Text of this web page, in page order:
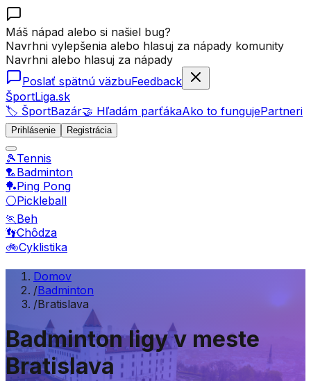
Máš nápad alebo si našiel bug?
Navrhni vylepšenia alebo hlasuj za nápady komunity
Navrhni alebo hlasuj za nápady
Poslať spätnú väzbuFeedback
ŠportLiga.sk
🏷️ ŠportBazár🤝 Hľadám parťákaAko to fungujePartneri
Prihlásenie Registrácia
🎾Tennis
🏸Badminton
🏓Ping Pong
⚪Pickleball
🏃Beh
👣Chôdza
🚲Cyklistika
Domov
/Badminton
/Bratislava
Badminton ligy v meste
Bratislava